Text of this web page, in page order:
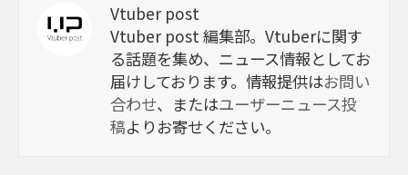
Vtuber post
Vtuber post 編集部。Vtuberに関す
る話題を集め、ニュース情報としてお
届けしております。情報提供はお問い
合わせ、またはユーザーニュース投
稿よりお寄せください。